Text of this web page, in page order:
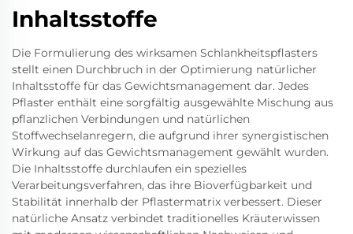
Inhaltsstoffe
Die Formulierung des wirksamen Schlankheitspflasters
stellt einen Durchbruch in der Optimierung natürlicher
Inhaltsstoffe für das Gewichtsmanagement dar. Jedes
Pflaster enthält eine sorgfältig ausgewählte Mischung aus
pflanzlichen Verbindungen und natürlichen
Stoffwechselanregern, die aufgrund ihrer synergistischen
Wirkung auf das Gewichtsmanagement gewählt wurden.
Die Inhaltsstoffe durchlaufen ein spezielles
Verarbeitungsverfahren, das ihre Bioverfügbarkeit und
Stabilität innerhalb der Pflastermatrix verbessert. Dieser
natürliche Ansatz verbindet traditionelles Kräuterwissen